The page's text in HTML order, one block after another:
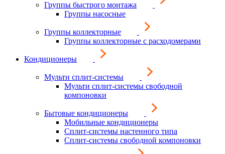
Группы быстрого монтажа
Группы насосные
Группы коллекторные
Группы коллекторные с расходомерами
Кондиционеры
Мульти сплит-системы
Мульти сплит-системы свободной
компоновки
Бытовые кондиционеры
Мобильные кондиционеры
Сплит-системы настенного типа
Сплит-системы свободной компоновки